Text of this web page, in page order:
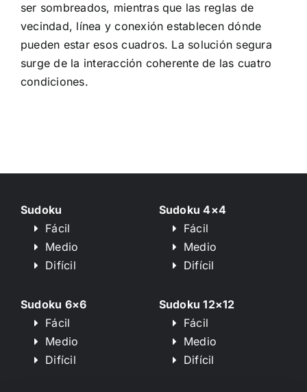
ser sombreados, mientras que las reglas de
vecindad, línea y conexión establecen dónde
pueden estar esos cuadros. La solución segura
surge de la interacción coherente de las cuatro
condiciones.
Sudoku
Fácil
Medio
Difícil
Sudoku 4×4
Fácil
Medio
Difícil
Sudoku 6×6
Fácil
Medio
Difícil
Sudoku 12×12
Fácil
Medio
Difícil